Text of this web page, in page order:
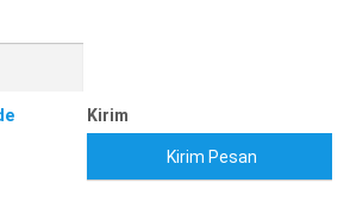
Kirim
Kirim Pesan